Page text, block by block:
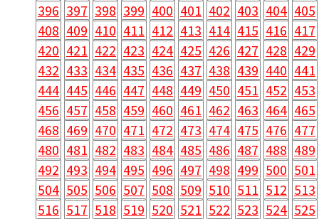
396 397 398 399 400 401 402 403 404 405
408 409 410 411 412 413 414 415 416 417
420 421 422 423 424 425 426 427 428 429
432 433 434 435 436 437 438 439 440 441
444 445 446 447 448 449 450 451 452 453
456 457 458 459 460 461 462 463 464 465
468 469 470 471 472 473 474 475 476 477
480 481 482 483 484 485 486 487 488 489
492 493 494 495 496 497 498 499 500 501
504 505 506 507 508 509 510 511 512 513
516 517 518 519 520 521 522 523 524 525